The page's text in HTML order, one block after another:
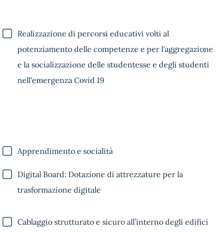
Realizzazione di percorsi educativi volti al
potenziamento delle competenze e per l'aggregazione
e la socializzazione delle studentesse e degli studenti
nell'emergenza Covid 19
Apprendimento e socialità
Digital Board: Dotazione di attrezzature per la
trasformazione digitale
Cablaggio strutturato e sicuro all’interno degli edifici